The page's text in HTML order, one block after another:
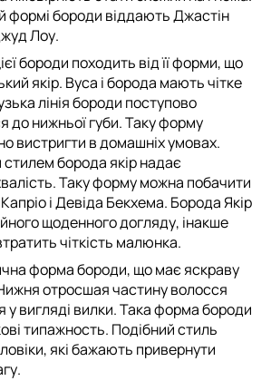
формі бороди віддають Джастін
Лоу.
бороди походить від її форми, що
якір. Вуса і борода мають чітке
лінія бороди поступово
до нижньої губи. Таку форму
вистригти в домашніх умовах.
стилем борода якір надає
Таку форму можна побачити
і Девіда Бекхема. Борода Якір
щоденного догляду, інакше
чіткість малюнка.
форма бороди, що має яскраву
отросшая частину волосся
вигляді вилки. Така форма бороди
типажность. Подібний стиль
які бажають привернути